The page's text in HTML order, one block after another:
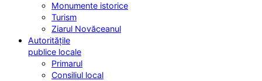
Monumente istorice
Turism
Ziarul Novăceanul
Autoritățile
publice locale
Primarul
Consiliul local